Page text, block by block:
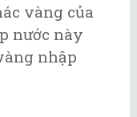
vàng của
nước này
nhập